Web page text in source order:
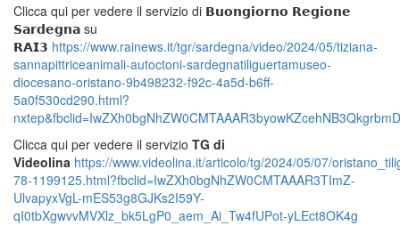
Clicca qui per vedere il servizio di 𝗕𝘂𝗼𝗻𝗴𝗶𝗼𝗿𝗻𝗼 𝗥𝗲𝗴𝗶𝗼𝗻𝗲
𝗦𝗮𝗿𝗱𝗲𝗴𝗻𝗮 su
𝗥𝗔𝗜𝟯 https://www.rainews.it/tgr/sardegna/video/2024/05/tiziana-
sannapittriceanimali-autoctoni-sardegnatiliguertamuseo-
diocesano-oristano-9b498232-f92c-4a5d-b6ff-
5a0f530cd290.html?
Clicca qui per vedere il servizio TG di
Videolina https://www.videolina.it/articolo/tg/2024/05/07/
78-1199125.html?fbclid=IwZXh0bgNhZW0CMTAAAR3TImZ-
UlvapyxVgL-mES53g8GJKs2I59Y-
qI0tbXgwvvMVXlz_bk5LgP0_aem_Ai_Tw4fUPot-yLEct8OK4g